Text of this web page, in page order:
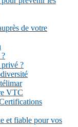
de votre
privé ?
VTC
et fiable pour vos